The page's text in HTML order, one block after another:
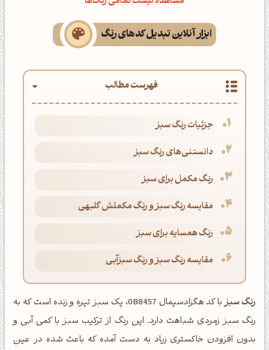
ابزار آنلاین تبدیل کدهای رنگ
فهرست مطالب
جزئیات رنگ سبز
دانستنی‌های رنگ سبز
رنگ مکمل برای سبز
مقایسه رنگ سبز و رنگ مکملش گلبهی
رنگ همسایه برای سبز
مقایسه رنگ سبز و رنگ سبزآبی
رنگ سبز
با کد هگزادسیمال 0B8457، یک سبز تیره و زنده است که به
رنگ سبز زمردی شباهت دارد. این رنگ از ترکیب سبز با کمی آبی و
بدون افزودن خاکستری زیاد به دست آمده که باعث شده در عین